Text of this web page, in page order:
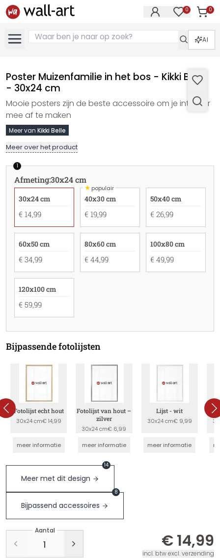
0 0
AI
Poster Muizenfamilie in het bos - Kikki Belle
- 30x24 cm
Mooie posters zijn de beste accessoire om je interieur
mee af te maken
Meer van Kikki Belle
Meer over het product
1
Afmeting:30x24 cm
30x24 cm
€ 14,99
★populair
40x30 cm
€ 19,99
50x40 cm
€ 26,99
60x50 cm
€ 34,99
80x60 cm
€ 44,99
100x80 cm
€ 49,99
120x100 cm
€ 59,99
Bijpassende fotolijsten
Fotolijst echt hout
30x24 cm€ 14,99
meer informatie
Fotolijst van hout –
zilver
30x24 cm€ 6,99
meer informatie
Lijst - wit
30x24 cm€ 9,99
meer informatie
Meer met dit design
14
Bijpassend accessoires
8
Aantal
€ 14,99
incl. btw excl. verzending